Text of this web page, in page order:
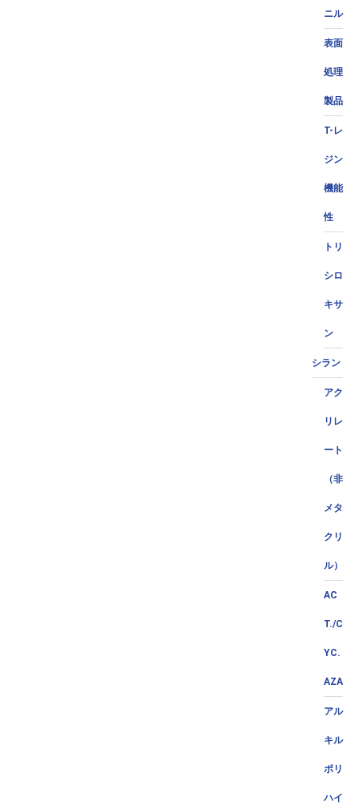
ニル
表面
処理
製品
T-レ
ジン
機能
性
トリ
シロ
キサ
ン
シラン
アク
リレ
ート
（非
メタ
クリ
ル）
AC
T./C
YC.
AZA
アル
キル
ポリ
ハイ